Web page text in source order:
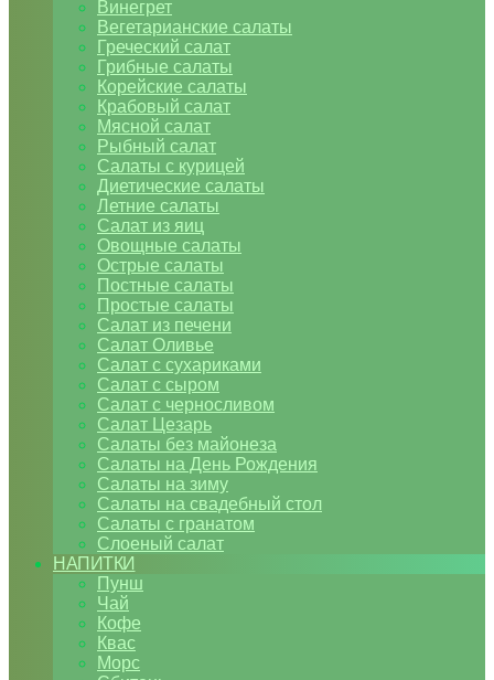
Винегрет
Вегетарианские салаты
Греческий салат
Грибные салаты
Корейские салаты
Крабовый салат
Мясной салат
Рыбный салат
Салаты с курицей
Диетические салаты
Летние салаты
Салат из яиц
Овощные салаты
Острые салаты
Постные салаты
Простые салаты
Салат из печени
Салат Оливье
Салат с сухариками
Салат с сыром
Салат с черносливом
Салат Цезарь
Салаты без майонеза
Салаты на День Рождения
Салаты на зиму
Салаты на свадебный стол
Салаты с гранатом
Слоеный салат
НАПИТКИ
Пунш
Чай
Кофе
Квас
Морс